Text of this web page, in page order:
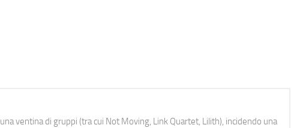
ventina di gruppi (tra cui Not Moving, Link Quartet, Lilith), incidendo una